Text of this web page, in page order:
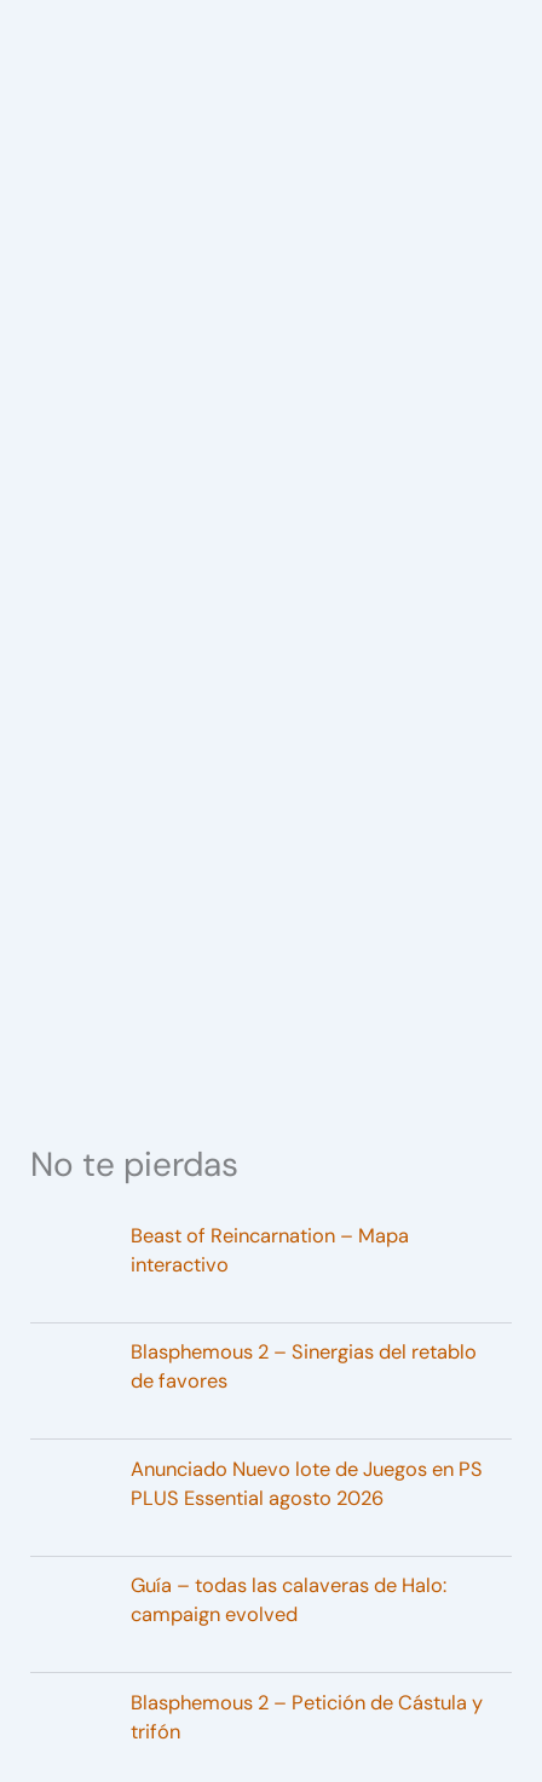
No te pierdas
Beast of Reincarnation – Mapa
interactivo
Blasphemous 2 – Sinergias del retablo
de favores
Anunciado Nuevo lote de Juegos en PS
PLUS Essential agosto 2026
Guía – todas las calaveras de Halo:
campaign evolved
Blasphemous 2 – Petición de Cástula y
trifón